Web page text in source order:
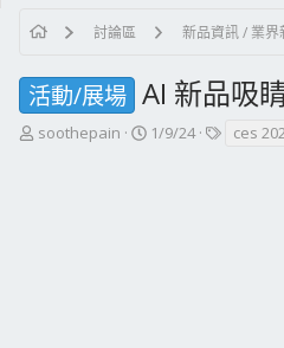
討論區 新品資訊 / 業界
活動/展場 AI 新品吸
主
soothepain
開
1/9/24
標ces